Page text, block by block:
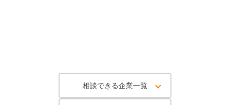
相談できる企業一覧